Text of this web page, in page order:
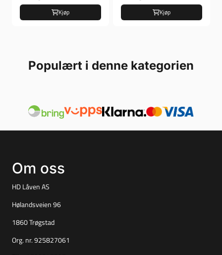
Kjøp
Kjøp
Populært i denne kategorien
Om oss
HD Låven AS
Hølandsveien 96
1860 Trøgstad
Org. nr. 925827061